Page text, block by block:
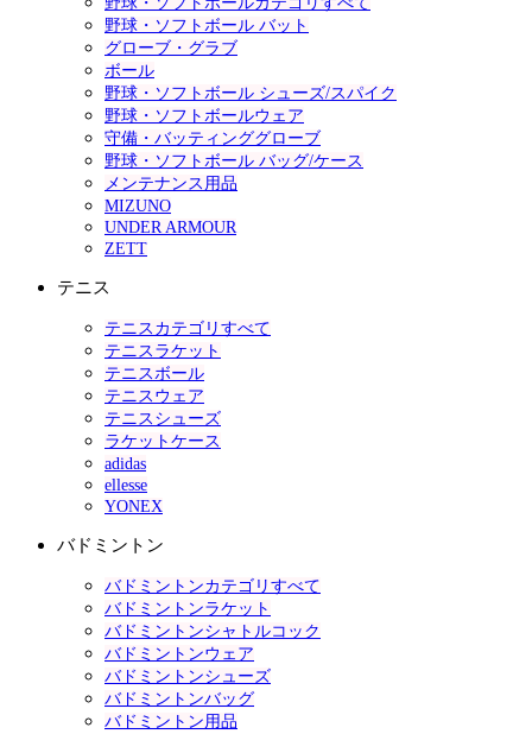
野球・ソフトボール バット
グローブ・グラブ
ボール
野球・ソフトボール シューズ/スパイク
野球・ソフトボールウェア
守備・バッティンググローブ
野球・ソフトボール バッグ/ケース
メンテナンス用品
MIZUNO
UNDER ARMOUR
ZETT
テニス
テニスカテゴリすべて
テニスラケット
テニスボール
テニスウェア
テニスシューズ
ラケットケース
adidas
ellesse
YONEX
バドミントン
バドミントンカテゴリすべて
バドミントンラケット
バドミントンシャトルコック
バドミントンウェア
バドミントンシューズ
バドミントンバッグ
バドミントン用品